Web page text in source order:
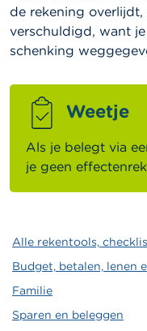
de rekening overlijdt,
verschuldigd, want
schenking
Weetje
Als je belegt via
je geen
Alle rekentools,
Budget, betalen, lenen
Familie
Sparen en beleggen